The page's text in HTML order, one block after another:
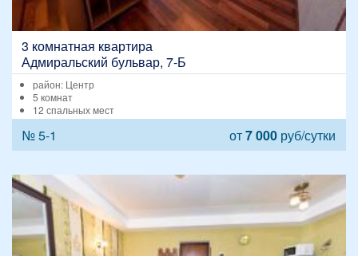
3 комнатная квартира
Адмиральский бульвар, 7-Б
район: Центр
5 комнат
12 спальных мест
№ 5-1 от7 000 руб/сутки